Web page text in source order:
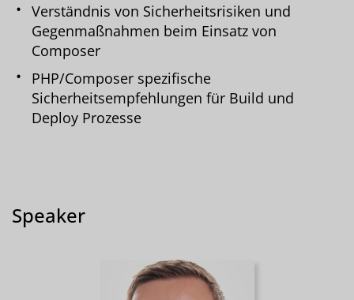
Verständnis von Sicherheitsrisiken und
Gegenmaßnahmen beim Einsatz von
Composer
PHP/Composer spezifische
Sicherheitsempfehlungen für Build und
Deploy Prozesse
Speaker